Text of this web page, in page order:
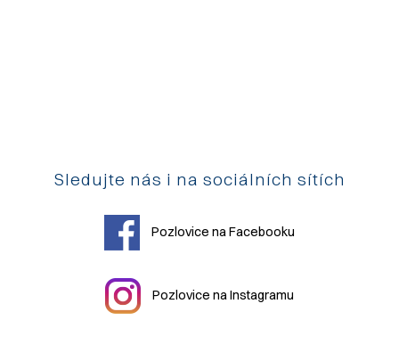
Sledujte nás i na sociálních sítích
Pozlovice na Facebooku
Pozlovice na Instagramu